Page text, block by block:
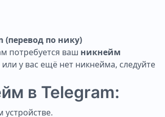
(перевод по нику)
потребуется ваш никнейм
у вас ещё нет никнейма, следуйте
в Telegram: